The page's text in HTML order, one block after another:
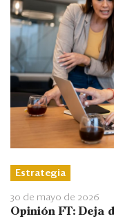
Estrategia
30 de mayo de 2026
Opinión FT: Deja